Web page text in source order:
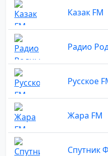
Казак FM
Радио
Русское
Жара FM
Спутник